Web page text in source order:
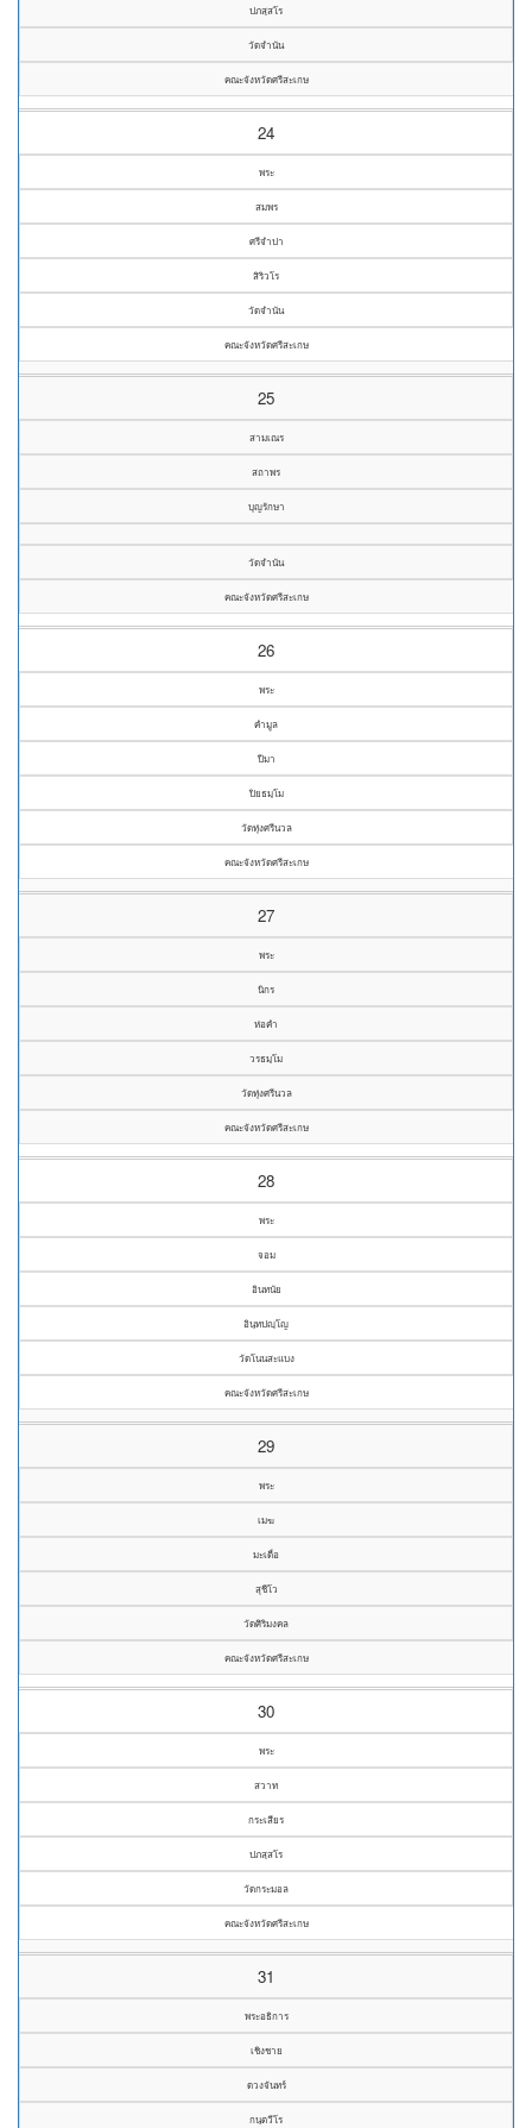
ปภสฺสโร
วัดจำนัน
คณะจังหวัดศรีสะเกษ
24
พระ
สมพร
ศรีจำปา
สิริวโร
วัดจำนัน
คณะจังหวัดศรีสะเกษ
25
สามเณร
สถาพร
บุญรักษา
วัดจำนัน
คณะจังหวัดศรีสะเกษ
26
พระ
คำมูล
ปีมา
ปิยธมฺโม
วัดทุ่งศรีนวล
คณะจังหวัดศรีสะเกษ
27
พระ
นิกร
ห่อคำ
วรธมฺโม
วัดทุ่งศรีนวล
คณะจังหวัดศรีสะเกษ
28
พระ
จอม
อินทนัย
อินฺทปญฺโญ
วัดโนนสะแบง
คณะจังหวัดศรีสะเกษ
29
พระ
เมฆ
มะเดื่อ
สุชีโว
วัดศิริมงคล
คณะจังหวัดศรีสะเกษ
30
พระ
สวาท
กระเสียร
ปภสฺสโร
วัดกระมอล
คณะจังหวัดศรีสะเกษ
31
พระอธิการ
เชิงชาย
ดวงจันทร์
กนฺตวีโร